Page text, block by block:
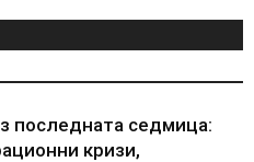
последната седмица:
кризи,